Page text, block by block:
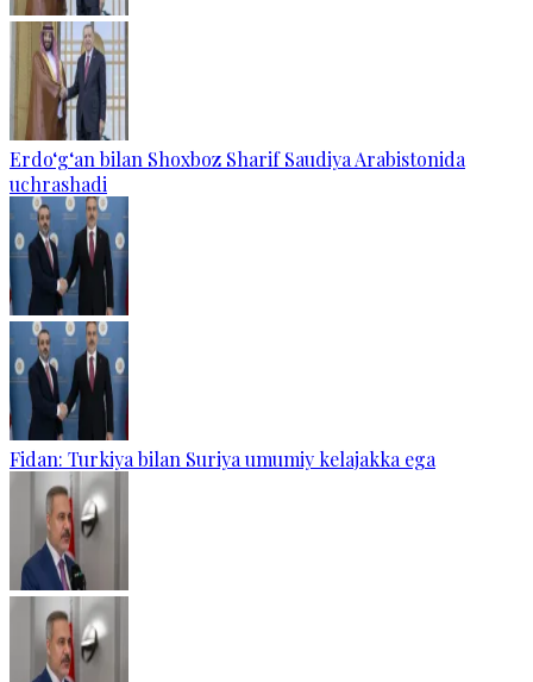
Erdo‘g‘an bilan Shoxboz Sharif Saudiya Arabistonida
uchrashadi
Fidan: Turkiya bilan Suriya umumiy kelajakka ega